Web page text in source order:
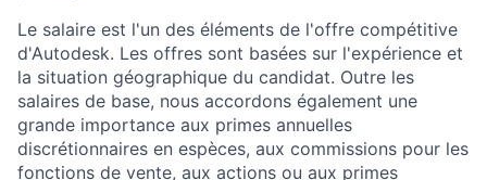
Le salaire est l'un des éléments de l'offre compétitive
d'Autodesk. Les offres sont basées sur l'expérience et
la situation géographique du candidat. Outre les
salaires de base, nous accordons également une
grande importance aux primes annuelles
discrétionnaires en espèces, aux commissions pour les
fonctions de vente, aux actions ou aux primes